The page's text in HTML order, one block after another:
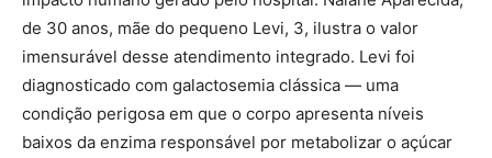
de 30 anos, mãe do pequeno Levi, 3, ilustra o valor
imensurável desse atendimento integrado. Levi foi
diagnosticado com galactosemia clássica — uma
condição perigosa em que o corpo apresenta níveis
baixos da enzima responsável por metabolizar o açúcar